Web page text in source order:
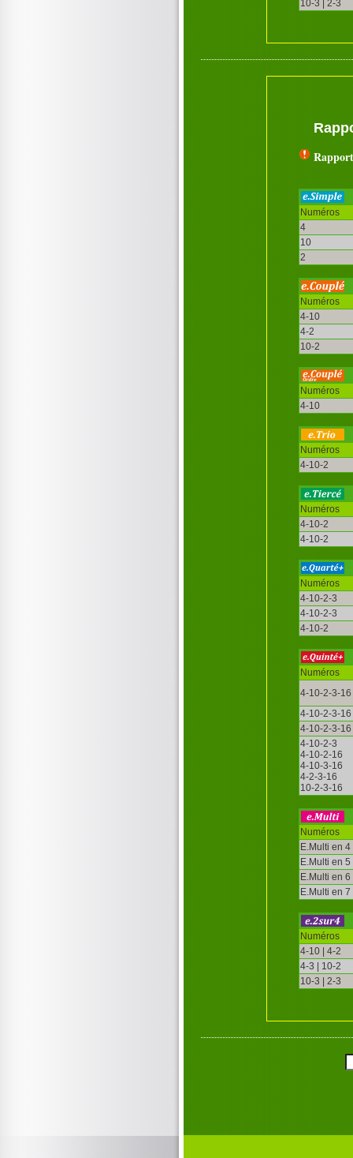
10-3 | 2-3
Numéros
4
10
2
Numéros
4-10
4-2
10-2
Numéros
4-10
Numéros
4-10-2
Numéros
4-10-2
4-10-2
Numéros
4-10-2-3
4-10-2-3
4-10-2
Numéros
4-10-2-3-16
4-10-2-3-16
4-10-2-3-16
4-10-2-3
4-10-2-16
4-10-3-16
4-2-3-16
10-2-3-16
Numéros
E.Multi en 4
E.Multi en 5
E.Multi en 6
E.Multi en 7
Numéros
4-10 | 4-2
4-3 | 10-2
10-3 | 2-3